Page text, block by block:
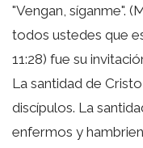
"Vengan, síganme".
todos ustedes que
11:28) fue su
La santidad de
discípulos. La
enfermos y